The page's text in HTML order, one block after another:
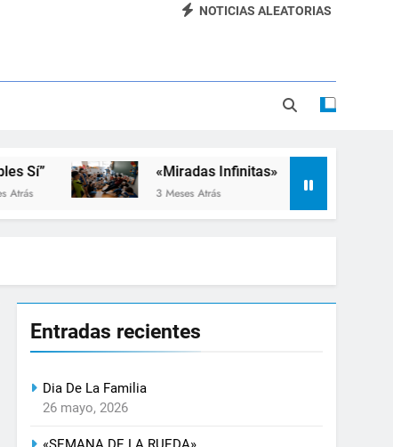
NOTICIAS ALEATORIAS
«Miradas Infinitas»
3 Meses Atrás
Entradas recientes
Dia De La Familia
26 mayo, 2026